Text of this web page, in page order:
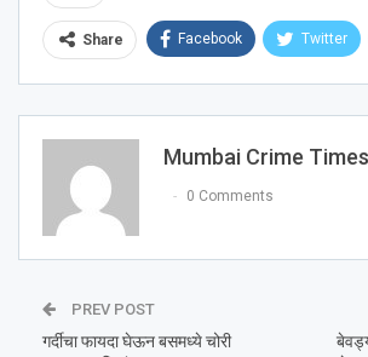
Share Facebook Twitter
Mumbai Crime Times
0 Comments
PREV POST
गर्दीचा फायदा घेऊन बसमध्ये चोरी